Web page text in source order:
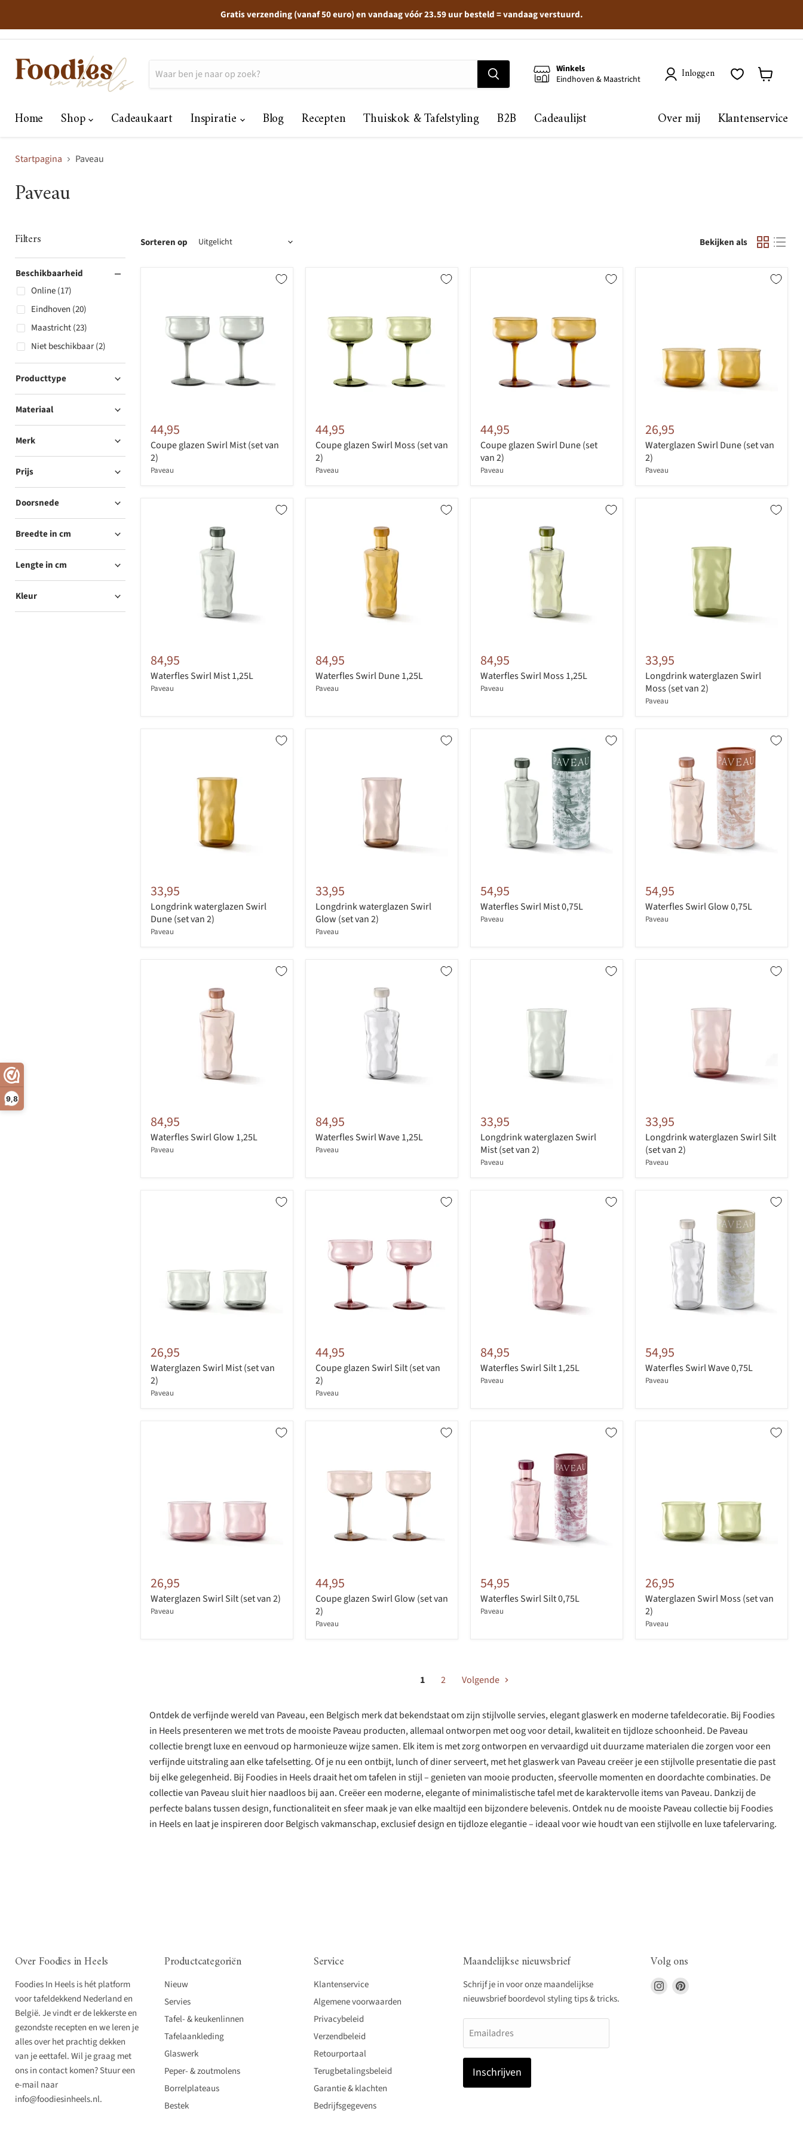
9,8
Gratis verzending (vanaf 50 euro) en vandaag vóór 23.59 uur besteld = vandaag verstuurd.
Winkels
Eindhoven & Maastricht
Inloggen
Home Shop Cadeaukaart Inspiratie Blog Recepten Thuiskok & Tafelstyling B2B Cadeaulijst Over mij Klantenservice
Startpagina Paveau
Paveau
Filters
Beschikbaarheid
Eindhoven (20)
Maastricht (23)
Niet beschikbaar (2)
Online (17)
Producttype
Materiaal
Merk
Prijs
Doorsnede
Breedte in cm
Lengte in cm
Kleur
Sorteren op Bekijken als
44,95
Coupe glazen Swirl Mist (set van
2)
Paveau
44,95
Coupe glazen Swirl Moss (set van
2)
Paveau
44,95
Coupe glazen Swirl Dune (set
van 2)
Paveau
26,95
Waterglazen Swirl Dune (set van
2)
Paveau
84,95
Waterfles Swirl Mist 1,25L
Paveau
84,95
Waterfles Swirl Dune 1,25L
Paveau
84,95
Waterfles Swirl Moss 1,25L
Paveau
33,95
Longdrink waterglazen Swirl
Moss (set van 2)
Paveau
33,95
Longdrink waterglazen Swirl
Dune (set van 2)
Paveau
33,95
Longdrink waterglazen Swirl
Glow (set van 2)
Paveau
54,95
Waterfles Swirl Mist 0,75L
Paveau
54,95
Waterfles Swirl Glow 0,75L
Paveau
84,95
Waterfles Swirl Glow 1,25L
Paveau
84,95
Waterfles Swirl Wave 1,25L
Paveau
33,95
Longdrink waterglazen Swirl
Mist (set van 2)
Paveau
33,95
Longdrink waterglazen Swirl Silt
(set van 2)
Paveau
26,95
Waterglazen Swirl Mist (set van
2)
Paveau
44,95
Coupe glazen Swirl Silt (set van
2)
Paveau
84,95
Waterfles Swirl Silt 1,25L
Paveau
54,95
Waterfles Swirl Wave 0,75L
Paveau
26,95
Waterglazen Swirl Silt (set van 2)
Paveau
44,95
Coupe glazen Swirl Glow (set van
2)
Paveau
54,95
Waterfles Swirl Silt 0,75L
Paveau
26,95
Waterglazen Swirl Moss (set van
2)
Paveau
1 2 Volgende
Ontdek de verfijnde wereld van Paveau, een Belgisch merk dat bekendstaat om zijn stijlvolle servies, elegant glaswerk en moderne tafeldecoratie. Bij Foodies
in Heels presenteren we met trots de mooiste Paveau producten, allemaal ontworpen met oog voor detail, kwaliteit en tijdloze schoonheid. De Paveau
collectie brengt luxe en eenvoud op harmonieuze wijze samen. Elk item is met zorg ontworpen en vervaardigd uit duurzame materialen die zorgen voor een
verfijnde uitstraling aan elke tafelsetting. Of je nu een ontbijt, lunch of diner serveert, met het glaswerk van Paveau creëer je een stijlvolle presentatie die past
bij elke gelegenheid. Bij Foodies in Heels draait het om tafelen in stijl – genieten van mooie producten, sfeervolle momenten en doordachte combinaties. De
collectie van Paveau sluit hier naadloos bij aan. Creëer een moderne, elegante of minimalistische tafel met de karaktervolle items van Paveau. Dankzij de
perfecte balans tussen design, functionaliteit en sfeer maak je van elke maaltijd een bijzondere belevenis. Ontdek nu de mooiste Paveau collectie bij Foodies
in Heels en laat je inspireren door Belgisch vakmanschap, exclusief design en tijdloze elegantie – ideaal voor wie houdt van een stijlvolle en luxe tafelervaring.
Over Foodies in Heels
Foodies In Heels is hét platform
voor tafeldekkend Nederland en
België. Je vindt er de lekkerste en
gezondste recepten en we leren je
alles over het prachtig dekken
van je eettafel. Wil je graag met
ons in contact komen? Stuur een
e-mail naar
info@foodiesinheels.nl.
Productcategoriën
Nieuw
Servies
Tafel- & keukenlinnen
Tafelaankleding
Glaswerk
Peper- & zoutmolens
Borrelplateaus
Bestek
Service
Klantenservice
Algemene voorwaarden
Privacybeleid
Verzendbeleid
Retourportaal
Terugbetalingsbeleid
Garantie & klachten
Bedrijfsgegevens
Maandelijkse nieuwsbrief
Schrijf je in voor onze maandelijkse
nieuwsbrief boordevol styling tips & tricks.
Emailadres
Inschrijven
Volg ons
Vind
ons
Vind